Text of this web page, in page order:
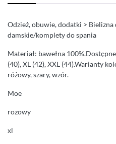
Odzież, obuwie, dodatki > Bielizna
damskie/komplety do spania
Materiał: bawełna
(40), XL (42), XXL (44).Warianty
różowy, szary, wzór.
Moe
rozowy
xl